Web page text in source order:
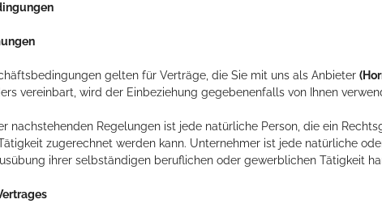
gelten für Verträge, die Sie mit uns als Anbieter (
vereinbart, wird der Einbeziehung gegebenenfalls von Ihnen
nachstehenden Regelungen ist jede natürliche Person, die ein
zugerechnet werden kann. Unternehmer ist jede natürliche
ihrer selbständigen beruflichen oder gewerblichen Tätigkeit